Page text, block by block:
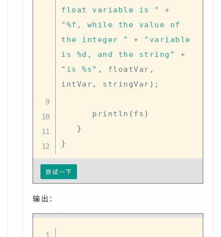
float variable is "
+
"%f, while the value of
the integer "
+
"variable
is %d, and the string"
+
"is %s" , floatVar ,
intVar , stringVar ) ;
      println
( fs )
}
}
尝试一下
输出：